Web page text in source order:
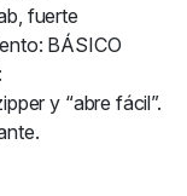
fuerte
BÁSICO
y “abre fácil”.